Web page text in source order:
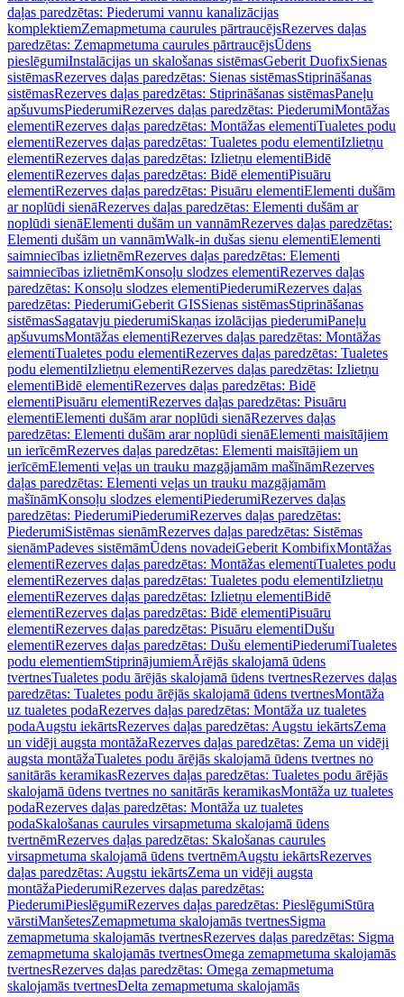
daļas paredzētas: Piederumi vannu kanalizācijas
komplektiemZemapmetuma caurules pārtraucējsRezerves daļas
paredzētas: Zemapmetuma caurules pārtraucējsŪdens
pieslēgumiInstalācijas un skalošanas sistēmasGeberit DuofixSienas
sistēmasRezerves daļas paredzētas: Sienas sistēmasStiprināšanas
sistēmasRezerves daļas paredzētas: Stiprināšanas sistēmasPaneļu
apšuvumsPiederumiRezerves daļas paredzētas: PiederumiMontāžas
elementiRezerves daļas paredzētas: Montāžas elementiTualetes podu
elementiRezerves daļas paredzētas: Tualetes podu elementiIzlietņu
elementiRezerves daļas paredzētas: Izlietņu elementiBidē
elementiRezerves daļas paredzētas: Bidē elementiPisuāru
elementiRezerves daļas paredzētas: Pisuāru elementiElementi dušām
ar noplūdi sienāRezerves daļas paredzētas: Elementi dušām ar
noplūdi sienāElementi dušām un vannāmRezerves daļas paredzētas:
Elementi dušām un vannāmWalk-in dušas sienu elementiElementi
saimniecības izlietnēmRezerves daļas paredzētas: Elementi
saimniecības izlietnēmKonsoļu slodzes elementiRezerves daļas
paredzētas: Konsoļu slodzes elementiPiederumiRezerves daļas
paredzētas: PiederumiGeberit GISSienas sistēmasStiprināšanas
sistēmasSagatavju piederumiSkaņas izolācijas piederumiPaneļu
apšuvumsMontāžas elementiRezerves daļas paredzētas: Montāžas
elementiTualetes podu elementiRezerves daļas paredzētas: Tualetes
podu elementiIzlietņu elementiRezerves daļas paredzētas: Izlietņu
elementiBidē elementiRezerves daļas paredzētas: Bidē
elementiPisuāru elementiRezerves daļas paredzētas: Pisuāru
elementiElementi dušām arar noplūdi sienāRezerves daļas
paredzētas: Elementi dušām arar noplūdi sienāElementi maisītājiem
un ierīcēmRezerves daļas paredzētas: Elementi maisītājiem un
ierīcēmElementi veļas un trauku mazgājamām mašīnāmRezerves
daļas paredzētas: Elementi veļas un trauku mazgājamām
mašīnāmKonsoļu slodzes elementiPiederumiRezerves daļas
paredzētas: PiederumiPiederumiRezerves daļas paredzētas:
PiederumiSistēmas sienāmRezerves daļas paredzētas: Sistēmas
sienāmPadeves sistēmāmŪdens novadeiGeberit KombifixMontāžas
elementiRezerves daļas paredzētas: Montāžas elementiTualetes podu
elementiRezerves daļas paredzētas: Tualetes podu elementiIzlietņu
elementiRezerves daļas paredzētas: Izlietņu elementiBidē
elementiRezerves daļas paredzētas: Bidē elementiPisuāru
elementiRezerves daļas paredzētas: Pisuāru elementiDušu
elementiRezerves daļas paredzētas: Dušu elementiPiederumiTualetes
podu elementiemStiprinājumiemĀrējās skalojamā ūdens
tvertnesTualetes podu ārējās skalojamā ūdens tvertnesRezerves daļas
paredzētas: Tualetes podu ārējās skalojamā ūdens tvertnesMontāža
uz tualetes podaRezerves daļas paredzētas: Montāža uz tualetes
podaAugstu iekārtsRezerves daļas paredzētas: Augstu iekārtsZema
un vidēji augsta montāžaRezerves daļas paredzētas: Zema un vidēji
augsta montāžaTualetes podu ārējās skalojamā ūdens tvertnes no
sanitārās keramikasRezerves daļas paredzētas: Tualetes podu ārējās
skalojamā ūdens tvertnes no sanitārās keramikasMontāža uz tualetes
podaRezerves daļas paredzētas: Montāža uz tualetes
podaSkalošanas caurules virsapmetuma skalojamā ūdens
tvertnēmRezerves daļas paredzētas: Skalošanas caurules
virsapmetuma skalojamā ūdens tvertnēmAugstu iekārtsRezerves
daļas paredzētas: Augstu iekārtsZema un vidēji augsta
montāžaPiederumiRezerves daļas paredzētas:
PiederumiPieslēgumiRezerves daļas paredzētas: PieslēgumiStūra
vārstiManšetesZemapmetuma skalojamās tvertnesSigma
zemapmetuma skalojamās tvertnesRezerves daļas paredzētas: Sigma
zemapmetuma skalojamās tvertnesOmega zemapmetuma skalojamās
tvertnesRezerves daļas paredzētas: Omega zemapmetuma
skalojamās tvertnesDelta zemapmetuma skalojamās